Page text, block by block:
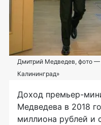
Дмитрий Медведев, фото
Калининград»
Доход премьер-
Медведева в 2018
миллиона рублей и